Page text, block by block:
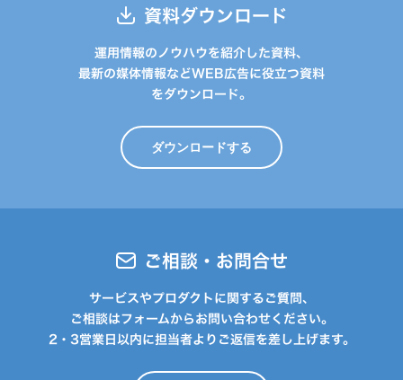
資料ダウンロード
運用情報のノウハウを紹介した資料、
最新の媒体情報などWEB広告に役立つ資料
をダウンロード。
ダウンロードする
ご相談・お問合せ
サービスやプロダクトに関するご質問、
ご相談はフォームからお問い合わせください。
2・3営業日以内に担当者よりご返信を差し上げます。